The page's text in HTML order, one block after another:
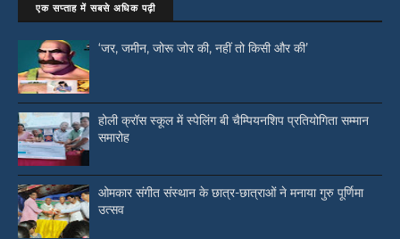
एक सप्ताह में सबसे अधिक पढ़ी
‘जर, जमीन, जोरू जोर की, नहीं तो किसी और की’
होली क्रॉस स्कूल में स्पेलिंग बी चैम्पियनशिप प्रतियोगिता सम्मान
समारोह
ओमकार संगीत संस्थान के छात्र-छात्राओं ने मनाया गुरु पूर्णिमा
उत्सव